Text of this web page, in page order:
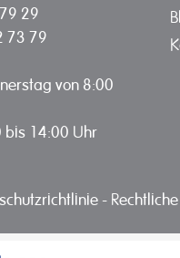
29
73 79
von 8:00
bis 14:00 Uhr
-